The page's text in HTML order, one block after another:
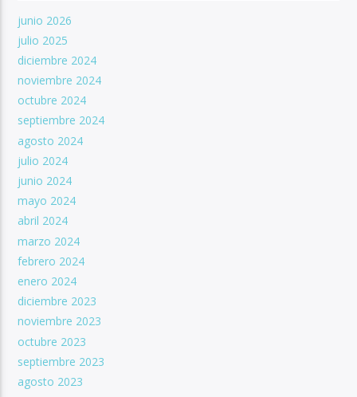
junio 2026
julio 2025
diciembre 2024
noviembre 2024
octubre 2024
septiembre 2024
agosto 2024
julio 2024
junio 2024
mayo 2024
abril 2024
marzo 2024
febrero 2024
enero 2024
diciembre 2023
noviembre 2023
octubre 2023
septiembre 2023
agosto 2023